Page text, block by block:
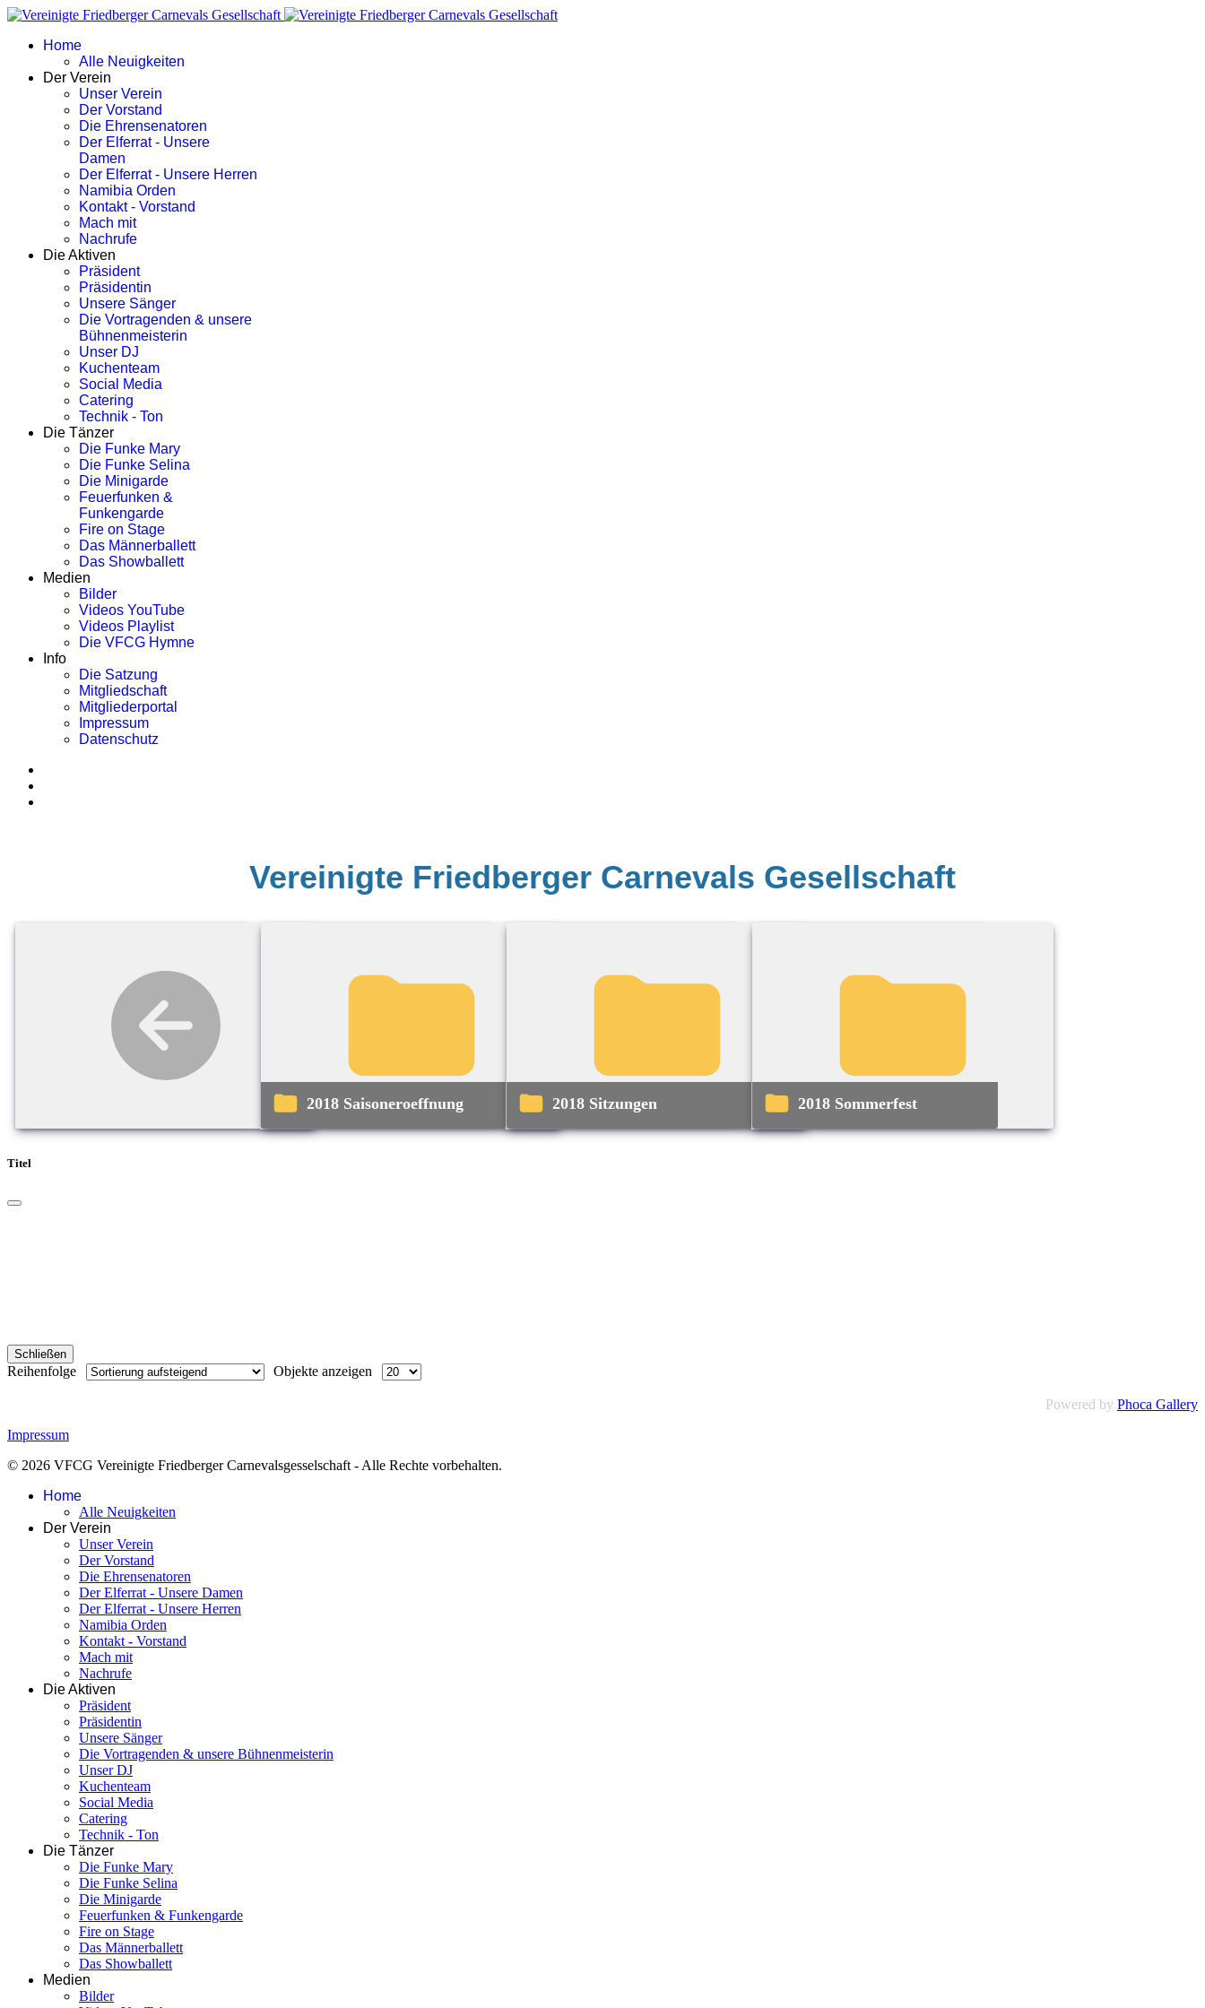
Home
Alle Neuigkeiten
Der Verein
Unser Verein
Der Vorstand
Die Ehrensenatoren
Der Elferrat - Unsere
Damen
Der Elferrat - Unsere Herren
Namibia Orden
Kontakt - Vorstand
Mach mit
Nachrufe
Die Aktiven
Präsident
Präsidentin
Unsere Sänger
Die Vortragenden & unsere
Bühnenmeisterin
Unser DJ
Kuchenteam
Social Media
Catering
Technik - Ton
Die Tänzer
Die Funke Mary
Die Funke Selina
Die Minigarde
Feuerfunken &
Funkengarde
Fire on Stage
Das Männerballett
Das Showballett
Medien
Bilder
Videos YouTube
Videos Playlist
Die VFCG Hymne
Info
Die Satzung
Mitgliedschaft
Mitgliederportal
Impressum
Datenschutz
Vereinigte Friedberger Carnevals Gesellschaft
2018 Saisoneroeffnung 2018 Sitzungen 2018 Sommerfest
Titel
Schließen
Reihenfolge Objekte anzeigen
Powered by Phoca Gallery
Impressum
© 2026 VFCG Vereinigte Friedberger Carnevalsgesselschaft - Alle Rechte vorbehalten.
Home
Alle Neuigkeiten
Der Verein
Unser Verein
Der Vorstand
Die Ehrensenatoren
Der Elferrat - Unsere Damen
Der Elferrat - Unsere Herren
Namibia Orden
Kontakt - Vorstand
Mach mit
Nachrufe
Die Aktiven
Präsident
Präsidentin
Unsere Sänger
Die Vortragenden & unsere Bühnenmeisterin
Unser DJ
Kuchenteam
Social Media
Catering
Technik - Ton
Die Tänzer
Die Funke Mary
Die Funke Selina
Die Minigarde
Feuerfunken & Funkengarde
Fire on Stage
Das Männerballett
Das Showballett
Medien
Bilder